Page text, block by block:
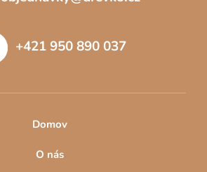
+421 950 890 037
Domov
O nás